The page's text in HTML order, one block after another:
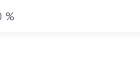
%